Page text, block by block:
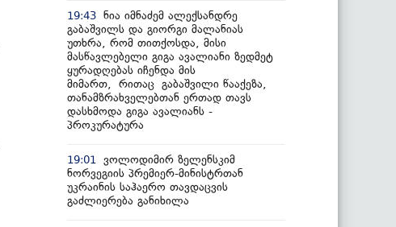
19:43 ნია იმნაძემ ალექსანდრე
გაბაშვილს და გიორგი მალანიას
უთხრა, რომ თითქოსდა, მისი
მასწავლებელი გიგა ავალიანი ზედმეტ
ყურადღებას იჩენდა მის
მიმართ, რითაც გაბაშვილი წააქეზა,
თანამზრახველებთან ერთად თავს
დასხმოდა გიგა ავალიანს -
პროკურატურა
19:01
ვოლოდიმირ ზელენსკიმ
ნორვეგიის პრემიერ-მინისტრთან
უკრაინის საჰაერო თავდაცვის
გაძლიერება განიხილა